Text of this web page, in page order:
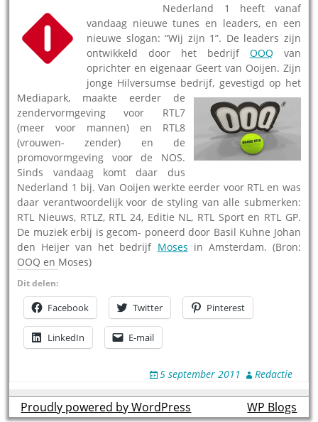
Nederland 1 heeft vanaf
vandaag nieuwe tunes en leaders, en een
nieuwe slogan: “Wij zijn 1”. De leaders zijn
ontwikkeld door het bedrijf OOQ van
oprichter en eigenaar Geert van Ooijen. Zijn
jonge Hilversumse bedrijf, gevestigd op het
Mediapark, maakte eerder de
zendervormgeving voor RTL7
(meer voor mannen) en RTL8
(vrouwen- zender) en de
promovormgeving voor de NOS.
Sinds vandaag komt daar dus
Nederland 1 bij. Van Ooijen werkte eerder voor RTL en was
daar verantwoordelijk voor de styling van alle submerken:
RTL Nieuws, RTLZ, RTL 24, Editie NL, RTL Sport en RTL GP.
De muziek erbij is gecom- poneerd door Basil Kuhne Johan
den Heijer van het bedrijf Moses in Amsterdam. (Bron:
OOQ en Moses)
Dit delen:
Facebook Twitter Pinterest
LinkedIn E-mail
5 september 2011 Redactie
Proudly powered by WordPress theme byWP Blogs